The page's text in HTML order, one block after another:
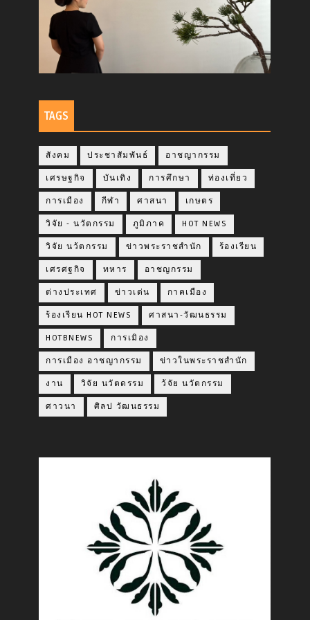
TAGS
สังคม ประชาสัมพันธ์ อาชญากรรม
เศรษฐกิจ บันเทิง การศึกษา ท่องเที่ยว
การเมือง กีฬา ศาสนา เกษตร
วิจัย - นวัตกรรม ภูมิภาค HOT NEWS
วิจัย นว้ตกรรม ข่าวพระราชสำนัก ร้องเรียน
เศรศฐกิจ ทหาร อาชญกรรม
ต่างประเทศ ข่าวเด่น กาคเมือง
ร้องเรียน HOT NEWS ศาสนา-วัฒนธรรม
HOTBNEWS การเมิอง
การเมือง อาชญากรรม ข่าวในพระราชสำนัก
งาน วิจัย นวัตดรรม ว้จัย นวัตกรรม
ศาวนา ศิลป วัฒนธรรม